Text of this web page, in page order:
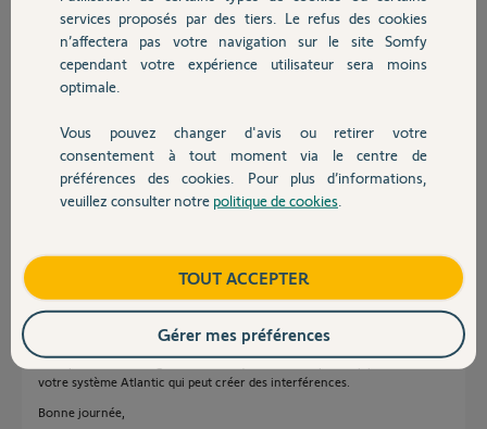
Autres produits
Devis avec un pro
Contact
D'avance merci beaucoup pour votre aide.
Merci,
Jérémy
Jérémy M.
il y a plus de 2 ans
Réponses
Bonjour Jérémy,
Je vois que vos volets fonctionnent de nouveau.
Vous pouvez veiller également à ce qu'elle ne soit pas trop proche de
votre système Atlantic qui peut créer des interférences.
Bonne journée,
services proposés par des tiers. Le refus des cookies
n’affectera pas votre navigation sur le site Somfy
cependant votre expérience utilisateur sera moins
optimale.
Vous pouvez changer d'avis ou retirer votre
consentement à tout moment via le centre de
préférences des cookies. Pour plus d’informations,
veuillez consulter notre politique de cookies
TOUT ACCEPTER
Gérer mes préférences